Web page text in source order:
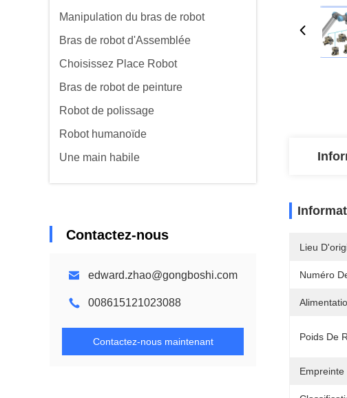
Manipulation du bras de robot
Bras de robot d'Assemblée
Choisissez Place Robot
Bras de robot de peinture
Robot de polissage
Robot humanoïde
Une main habile
Contactez-nous
edward.zhao@gongboshi.com
008615121023088
Contactez-nous maintenant
Lieu
Numéro
Poids De
Empreinte